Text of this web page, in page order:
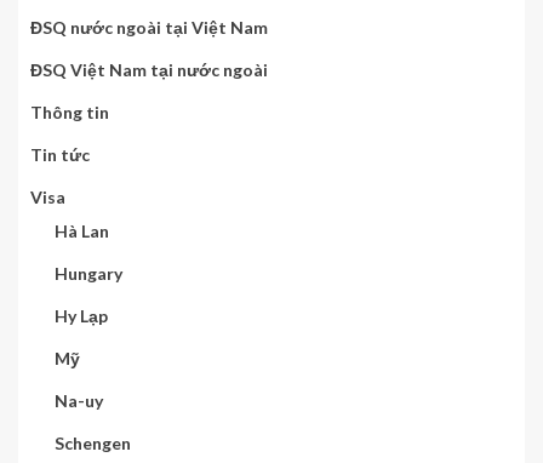
ĐSQ nước ngoài tại Việt Nam
ĐSQ Việt Nam tại nước ngoài
Thông tin
Tin tức
Visa
Hà Lan
Hungary
Hy Lạp
Mỹ
Na-uy
Schengen